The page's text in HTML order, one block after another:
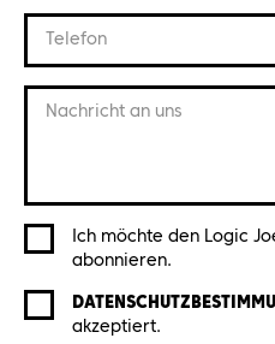
Telefon
Nachricht an uns
Ich möchte den Logic
abonnieren.
akzeptiert.